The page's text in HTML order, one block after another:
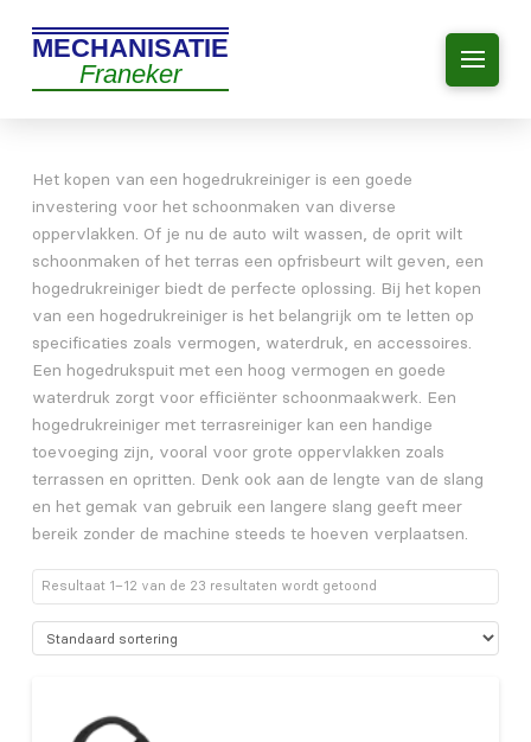
MECHANISATIE
Franeker
Het kopen van een hogedrukreiniger is een goede
investering voor het schoonmaken van diverse
oppervlakken. Of je nu de auto wilt wassen, de oprit wilt
schoonmaken of het terras een opfrisbeurt wilt geven, een
hogedrukreiniger biedt de perfecte oplossing. Bij het kopen
van een hogedrukreiniger is het belangrijk om te letten op
specificaties zoals vermogen, waterdruk, en accessoires.
Een hogedrukspuit met een hoog vermogen en goede
waterdruk zorgt voor efficiënter schoonmaakwerk. Een
hogedrukreiniger met terrasreiniger kan een handige
toevoeging zijn, vooral voor grote oppervlakken zoals
terrassen en opritten. Denk ook aan de lengte van de slang
en het gemak van gebruik een langere slang geeft meer
bereik zonder de machine steeds te hoeven verplaatsen.
Resultaat 1–12 van de 23 resultaten wordt getoond